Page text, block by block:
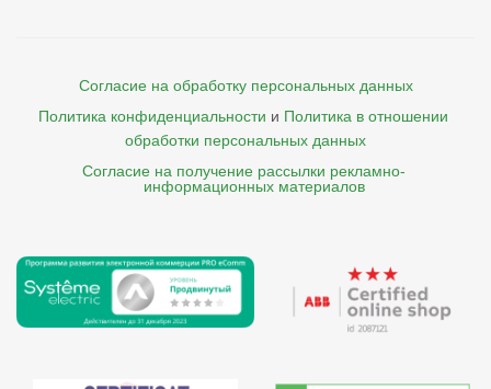
Согласие на обработку персональных данных
Политика конфиденциальности и Политика в отношении
обработки персональных данных
Согласие на получение рассылки рекламно-
    информационных материалов